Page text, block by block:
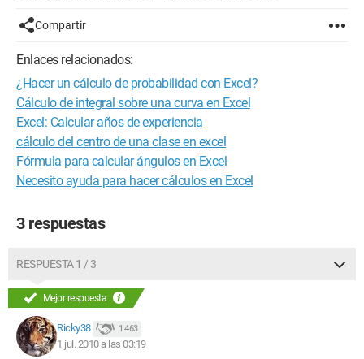
Compartir
Enlaces relacionados:
¿Hacer un cálculo de probabilidad con Excel?
Cálculo de integral sobre una curva en Excel
Excel: Calcular años de experiencia
cálculo del centro de una clase en excel
Fórmula para calcular ángulos en Excel
Necesito ayuda para hacer cálculos en Excel
3 respuestas
RESPUESTA 1 / 3
Mejor respuesta
Ricky38 1 463
1 jul. 2010 a las 03:19